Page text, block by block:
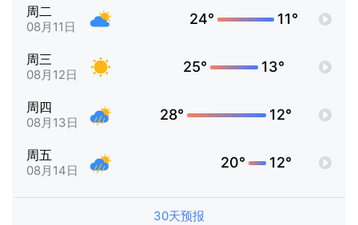
周二
08月11日 24° 11°
周三
08月12日 25° 13°
周四
08月13日 28° 12°
周五
08月14日 20° 12°
30天预报